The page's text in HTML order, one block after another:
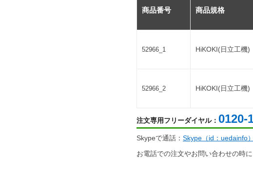
商品番号 商品規格
52966_1 HiKOKI(日立工
52966_2 HiKOKI(日立工
注文専用フリーダイヤル： 0120-
Skypeで通話： Skype（id：uedainfo
お電話での注文やお問い合わせの時